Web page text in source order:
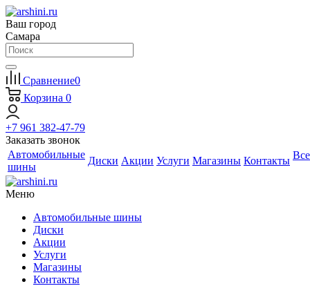
Ваш город
Самара
Сравнение0
Корзина 0
+7 961 382-47-79
Заказать звонок
Автомобильные
шины
Диски Акции Услуги Магазины Контакты Все
Меню
Автомобильные шины
Диски
Акции
Услуги
Магазины
Контакты